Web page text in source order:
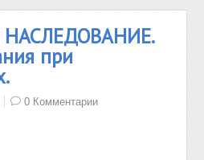
при
0 Комментарии